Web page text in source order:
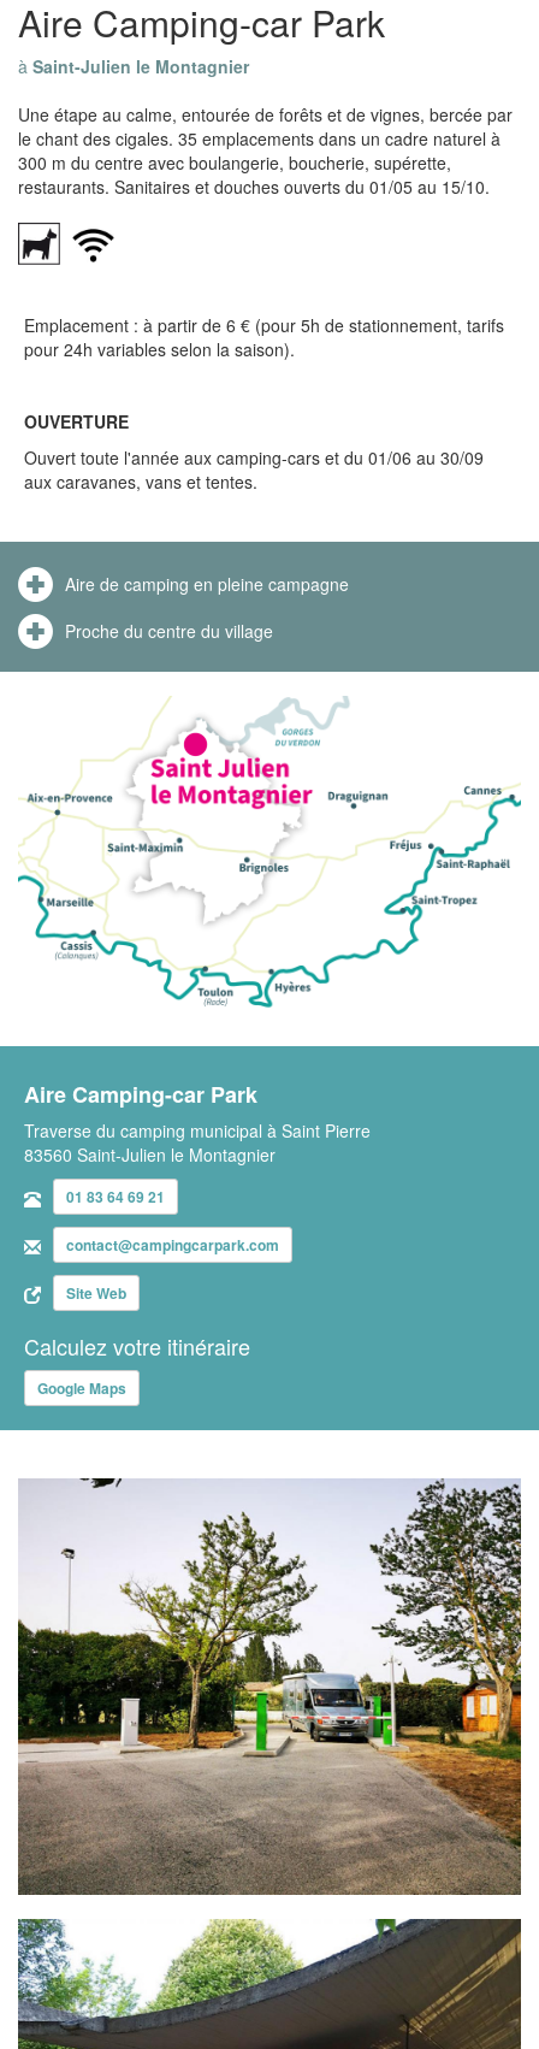
Aire Camping-car Park
à Saint-Julien le Montagnier
Une étape au calme, entourée de forêts et de vignes, bercée par
le chant des cigales. 35 emplacements dans un cadre naturel à
300 m du centre avec boulangerie, boucherie, supérette,
restaurants. Sanitaires et douches ouverts du 01/05 au 15/10.
Emplacement : à partir de 6 € (pour 5h de stationnement, tarifs
pour 24h variables selon la saison).
OUVERTURE
Ouvert toute l'année aux camping-cars et du 01/06 au 30/09
aux caravanes, vans et tentes.
Aire de camping en pleine campagne
Proche du centre du village
Aire Camping-car Park
Traverse du camping municipal à Saint Pierre
83560 Saint-Julien le Montagnier
01 83 64 69 21
contact@campingcarpark.com
Site Web
Calculez votre itinéraire
Google Maps